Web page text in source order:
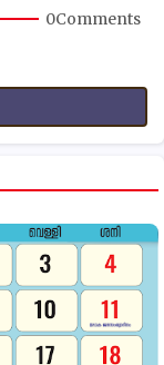
0Comments